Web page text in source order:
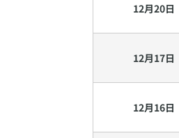
12月20日
12月17日
12月16日